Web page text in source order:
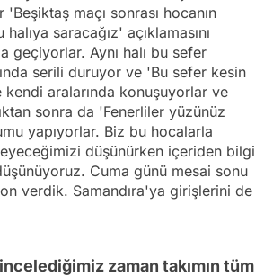
maçı sonrası hocanın
saracağız' açıklamasını
geçiyorlar. Aynı halı bu sefer
serili duruyor ve 'Bu sefer kesin
aralarında konuşuyorlar ve
sonra da 'Fenerliler yüzünüz
yapıyorlar. Biz bu hocalarla
düşünürken içeriden bilgi
düşünüyoruz. Cuma günü mesai sonu
verdik. Samandıra'ya girişlerini de
zaman takımın tüm